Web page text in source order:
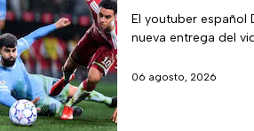
El youtuber español
nueva entrega del
06 agosto, 2026